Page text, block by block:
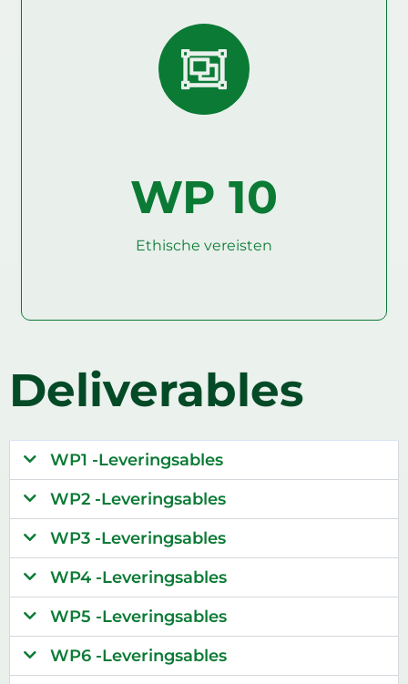
WP 10
Ethische vereisten
Deliverables
WP1 -Leveringsables
WP2 -Leveringsables
WP3 -Leveringsables
WP4 -Leveringsables
WP5 -Leveringsables
WP6 -Leveringsables